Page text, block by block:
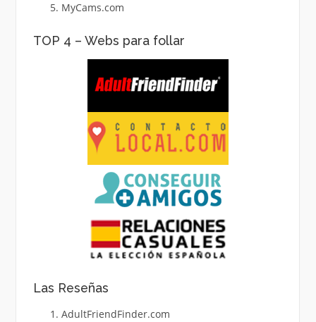
MyCams.com
TOP 4 – Webs para follar
Las Reseñas
AdultFriendFinder.com